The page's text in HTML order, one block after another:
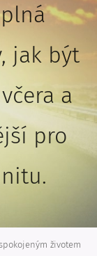
jak být
a
pro
životem